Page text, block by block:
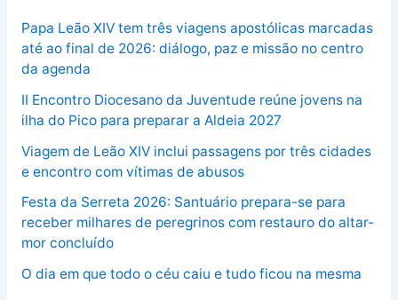
Papa Leão XIV tem três viagens apostólicas marcadas
até ao final de 2026: diálogo, paz e missão no centro
da agenda
II Encontro Diocesano da Juventude reúne jovens na
ilha do Pico para preparar a Aldeia 2027
Viagem de Leão XIV inclui passagens por três cidades
e encontro com vítimas de abusos
Festa da Serreta 2026: Santuário prepara-se para
receber milhares de peregrinos com restauro do altar-
mor concluído
O dia em que todo o céu caiu e tudo ficou na mesma